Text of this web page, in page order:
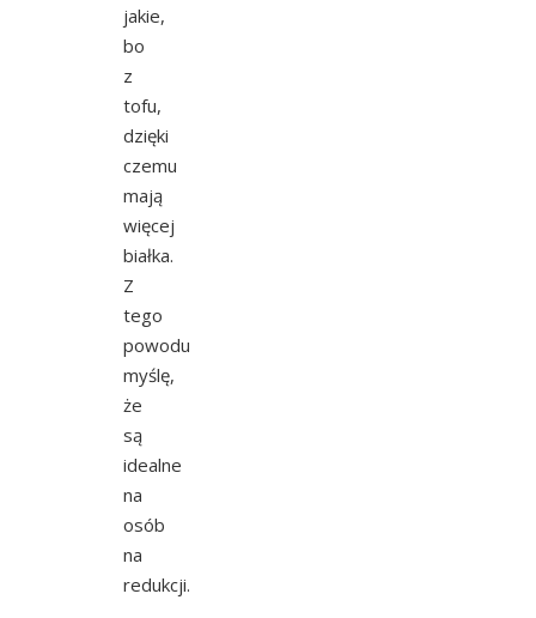
jakie,
bo
z
tofu,
dzięki
czemu
mają
więcej
białka.
Z
tego
powodu
myślę,
że
są
idealne
na
osób
na
redukcji.